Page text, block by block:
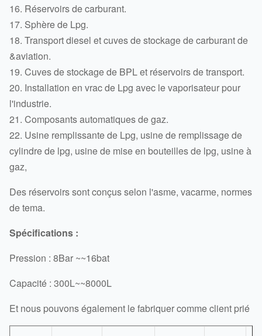
16. Réservoirs de carburant.
17. Sphère de Lpg.
18. Transport diesel et cuves de stockage de carburant de
&aviation.
19. Cuves de stockage de BPL et réservoirs de transport.
20. Installation en vrac de Lpg avec le vaporisateur pour
l'industrie.
21. Composants automatiques de gaz.
22. Usine remplissante de Lpg, usine de remplissage de
cylindre de lpg, usine de mise en bouteilles de lpg, usine à
gaz,
Des réservoirs sont conçus selon l'asme, vacarme, normes
de tema.
Spécifications :
Pression : 8Bar ~~16bat
Capacité : 300L~~8000L
Et nous pouvons également le fabriquer comme client prié